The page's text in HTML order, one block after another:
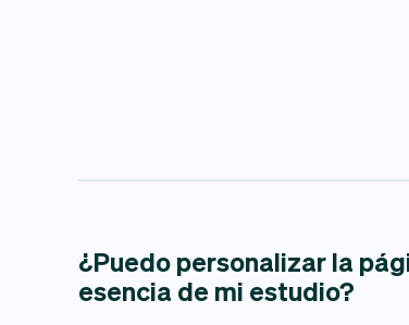
¿Puedo personalizar la
esencia de mi estudio?